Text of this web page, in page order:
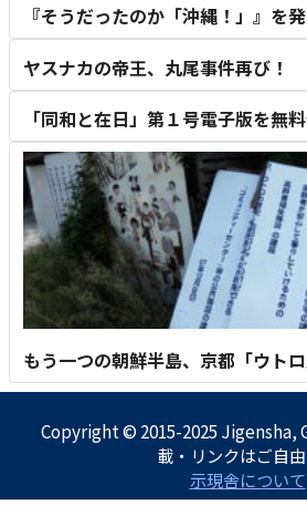
『そうだったのか「沖縄！」』を
ヤスナカの帝王、丸尾事件再び！
「同和と在日」第１号電子版を無
もう一つの朝鮮半島、京都「ウト
Copyright © 2015-2025 Jigensha,
載・リンクはご自由
示現舎について